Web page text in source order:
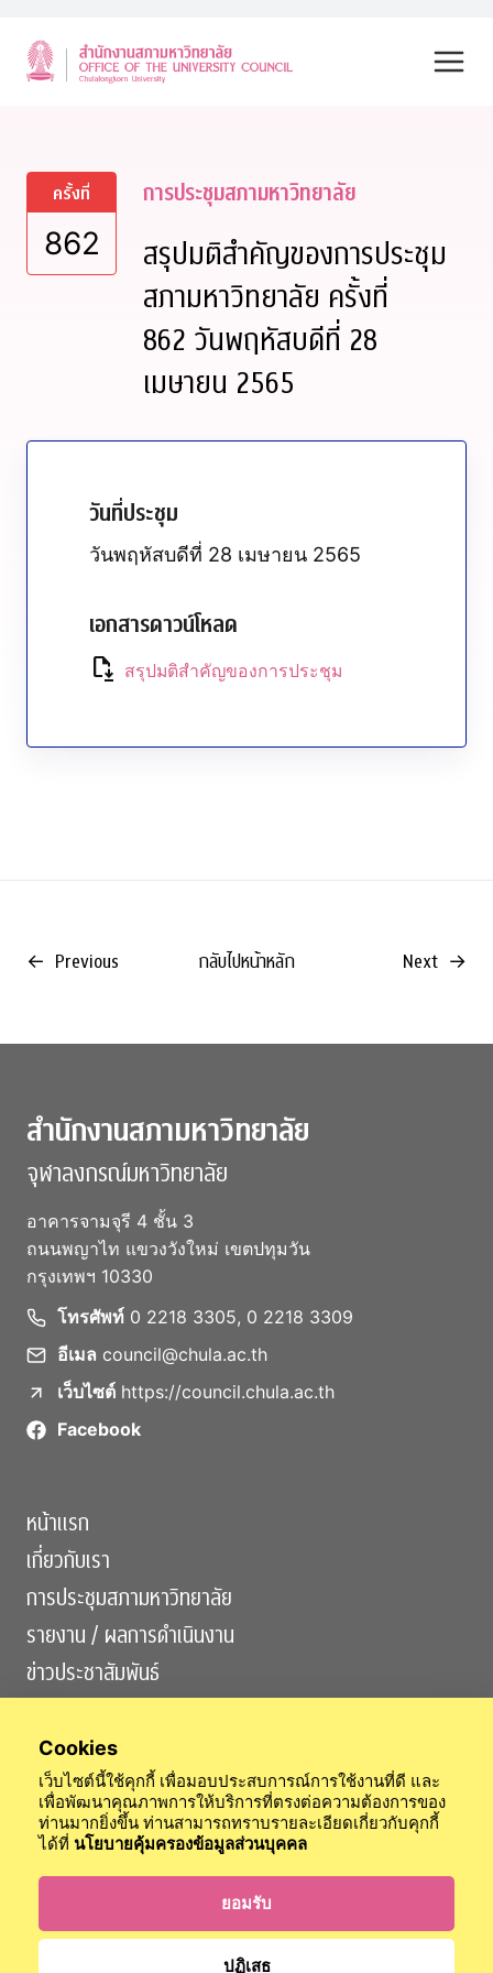
content
ครั้งที่
862
การประชุมสภามหาวิทยาลัย
สรุปมติสำคัญของการประชุม
สภามหาวิทยาลัย ครั้งที่
862 วันพฤหัสบดีที่ 28
เมษายน 2565
วันที่ประชุม
วันพฤหัสบดีที่ 28 เมษายน 2565
เอกสารดาวน์โหลด
file_save สรุปมติสำคัญของการประชุม
← Previous กลับไปหน้าหลัก Next →
สำนักงานสภามหาวิทยาลัย
จุฬาลงกรณ์มหาวิทยาลัย
อาคารจามจุรี 4 ชั้น 3
ถนนพญาไท แขวงวังใหม่ เขตปทุมวัน
กรุงเทพฯ 10330
โทรศัพท์ 0 2218 3305, 0 2218 3309
อีเมล council@chula.ac.th
เว็บไซต์ https://council.chula.ac.th
Facebook
หน้าแรก
เกี่ยวกับเรา
การประชุมสภามหาวิทยาลัย
รายงาน / ผลการดำเนินงาน
ข่าวประชาสัมพันธ์
สำนักงานสภามหาวิทยาลัย สำนักตรวจสอบ
สำนักกิจการวุฒยาจารย์
ข้อบังคับจุฬาฯ
นโยบายการคุ้มครองข้อมูลส่วนบุคคล
เข้าสู่ระบบ
Cookies
เว็บไซต์นี้ใช้คุกกี้ เพื่อมอบประสบการณ์การใช้งานที่ดี และ
เพื่อพัฒนาคุณภาพการให้บริการที่ตรงต่อความต้องการของ
ท่านมากยิ่งขึ้น ท่านสามารถทราบรายละเอียดเกี่ยวกับคุกกี้
ได้ที่ นโยบายคุ้มครองข้อมูลส่วนบุคคล
ยอมรับ
ปฏิเสธ